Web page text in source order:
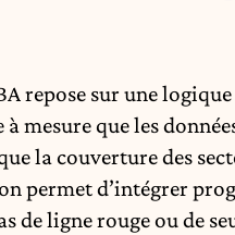
repose sur une
mesure que les
la couverture des
permet d’intégrer
de ligne rouge ou de